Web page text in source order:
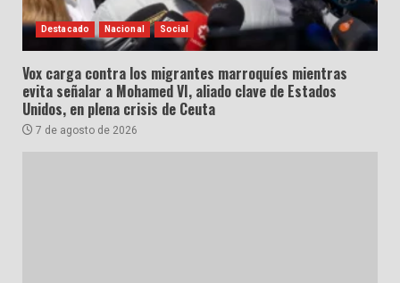
Destacado Nacional Social
Vox carga contra los migrantes marroquíes mientras
evita señalar a Mohamed VI, aliado clave de Estados
Unidos, en plena crisis de Ceuta
7 de agosto de 2026